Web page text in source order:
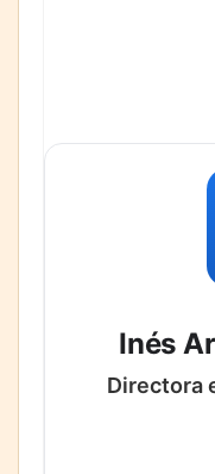
Inés
Directora